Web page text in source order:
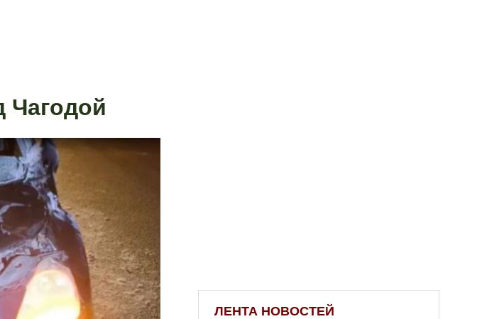
Чагодой
ЛЕНТА НОВОСТЕЙ